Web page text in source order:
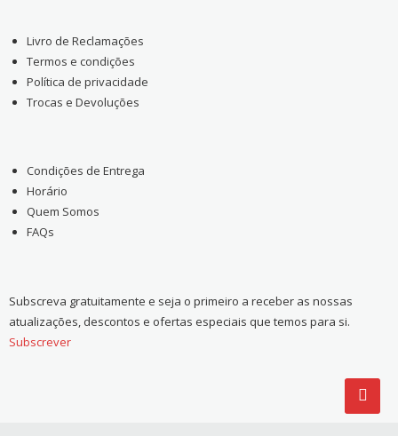
Livro de Reclamações
Termos e condições
Política de privacidade
Trocas e Devoluções
Condições de Entrega
Horário
Quem Somos
FAQs
Subscreva gratuitamente e seja o primeiro a receber as nossas
atualizações, descontos e ofertas especiais que temos para si.
Subscrever